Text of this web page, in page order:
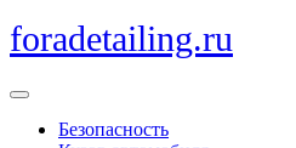
Перейти
к
foradetailing.ru
Кнопка
ОткрытьБезопасность